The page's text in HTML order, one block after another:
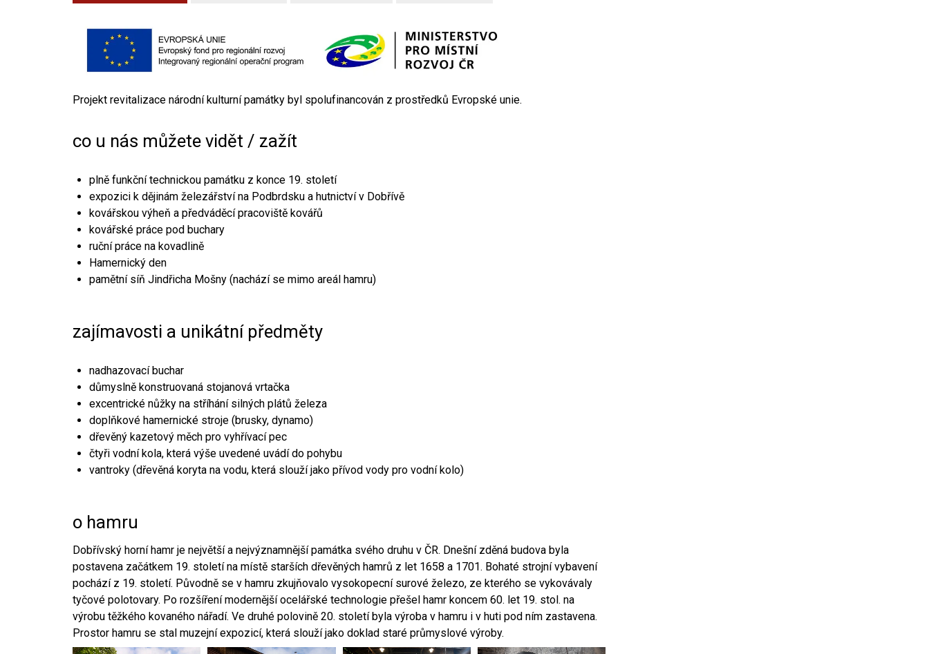
Projekt revitalizace národní kulturní památky byl spolufinancován z prostředků Evropské unie.
co u nás můžete vidět / zažít
plně funkční technickou památku z konce 19. století
expozici k dějinám železářství na Podbrdsku a hutnictví v Dobřívě
kovářskou výheň a předváděcí pracoviště kovářů
kovářské práce pod buchary
ruční práce na kovadlině
Hamernický den
pamětní síň Jindřicha Mošny (nachází se mimo areál hamru)
zajímavosti a unikátní předměty
nadhazovací buchar
důmyslně konstruovaná stojanová vrtačka
excentrické nůžky na stříhání silných plátů železa
doplňkové hamernické stroje (brusky, dynamo)
dřevěný kazetový měch pro vyhřívací pec
čtyři vodní kola, která výše uvedené uvádí do pohybu
vantroky (dřevěná koryta na vodu, která slouží jako přívod vody pro vodní kolo)
o hamru
Dobřívský horní hamr je největší a nejvýznamnější památka svého druhu v ČR. Dnešní zděná budova byla
postavena začátkem 19. století na místě starších dřevěných hamrů z let 1658 a 1701. Bohaté strojní vybavení
pochází z 19. století. Původně se v hamru zkujňovalo vysokopecní surové železo, ze kterého se vykovávaly
tyčové polotovary. Po rozšíření modernější ocelářské technologie přešel hamr koncem 60. let 19. stol. na
výrobu těžkého kovaného nářadí. Ve druhé polovině 20. století byla výroba v hamru i v huti pod ním zastavena.
Prostor hamru se stal muzejní expozicí, která slouží jako doklad staré průmyslové výroby.